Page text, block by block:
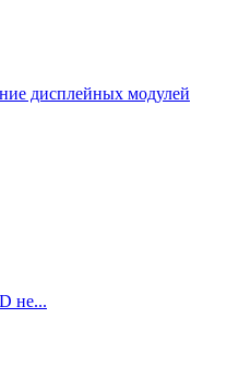
дисплейных модулей
не...